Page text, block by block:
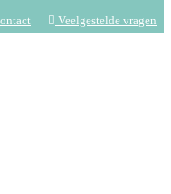
Veelgestelde vragen